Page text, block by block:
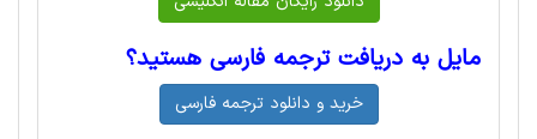
مایل به دریافت ترجمه فارسی هستید؟